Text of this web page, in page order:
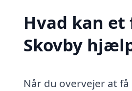
Hvad kan
Skovby
Når du overvejer at